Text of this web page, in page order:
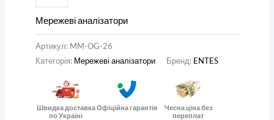
Мережеві аналізатори
Артикул: MM-OG-26
Категорія: Мережеві аналізатори Бренд: ENTES
Швидка доставка
по Україні
Офіційна гарантія
Чесна ціна без
переплат